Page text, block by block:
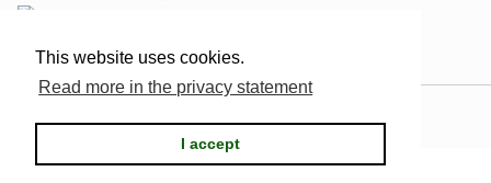
This website uses cookies.
Read more in the privacy statement
I accept